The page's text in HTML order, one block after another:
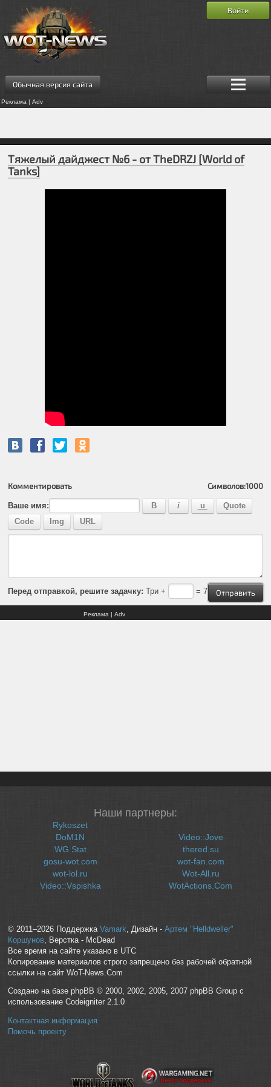
Обычная версия сайта
Реклама | Adv
Войти
Тяжелый дайджест №6 - от TheDRZJ [World of
Tanks]
Комментировать Символов:1000
Ваше имя:
Перед отправкой, решите задачку: Три + = 7
Реклама | Adv
Наши партнеры:
Rykoszet
DoM1N
WG Stat
gosu-wot.com
wot-lol.ru
Video::Vspishka
Video::Jove
thered.su
wot-fan.com
Wot-All.ru
WotActions.Com
© 2011–2026 Поддержка Vamark , Дизайн - Артем "Helldweller"
Коршунов, Верстка - McDead
Все время на сайте указано в UTC
Копирование материалов строго запрещено без рабочей обратной
ссылки на сайт WoT-News.Com
Создано на базе phpBB © 2000, 2002, 2005, 2007 phpBB Group с
использование Codeigniter 2.1.0
Контактная информация
Помочь проекту